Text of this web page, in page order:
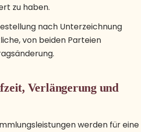
zu haben.
nach Unterzeichnung
von beiden Parteien
Verlängerung und
werden für eine